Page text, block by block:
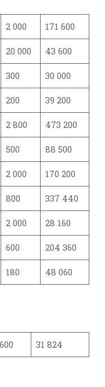
2 000 171 600
20 000 43 600
300 30 000
200 39 200
2 800 473 200
500 88 500
2 000 170 200
800 337 440
2 000 28 160
600 204 360
180 48 060
600 31 824